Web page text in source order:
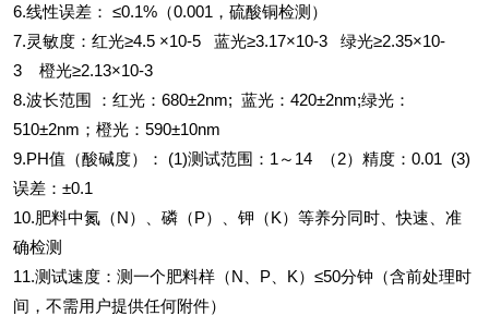
6.线性误差： ≤0.1%（0.001，硫酸铜检测）
7.灵敏度：红光≥4.5 ×10-5 蓝光≥3.17×10-3 绿光≥2.35×10-
3 橙光≥2.13×10-3
8.波长范围 ：红光：680±2nm; 蓝光：420±2nm;绿光：
510±2nm；橙光：590±10nm
9.PH值（酸碱度）： (1)测试范围：1～14 （2）精度：0.01 (3)
误差：±0.1
10.肥料中氮（N）、磷（P）、钾（K）等养分同时、快速、准
确检测
11.测试速度：测一个肥料样（N、P、K）≤50分钟（含前处理时
间，不需用户提供任何附件）